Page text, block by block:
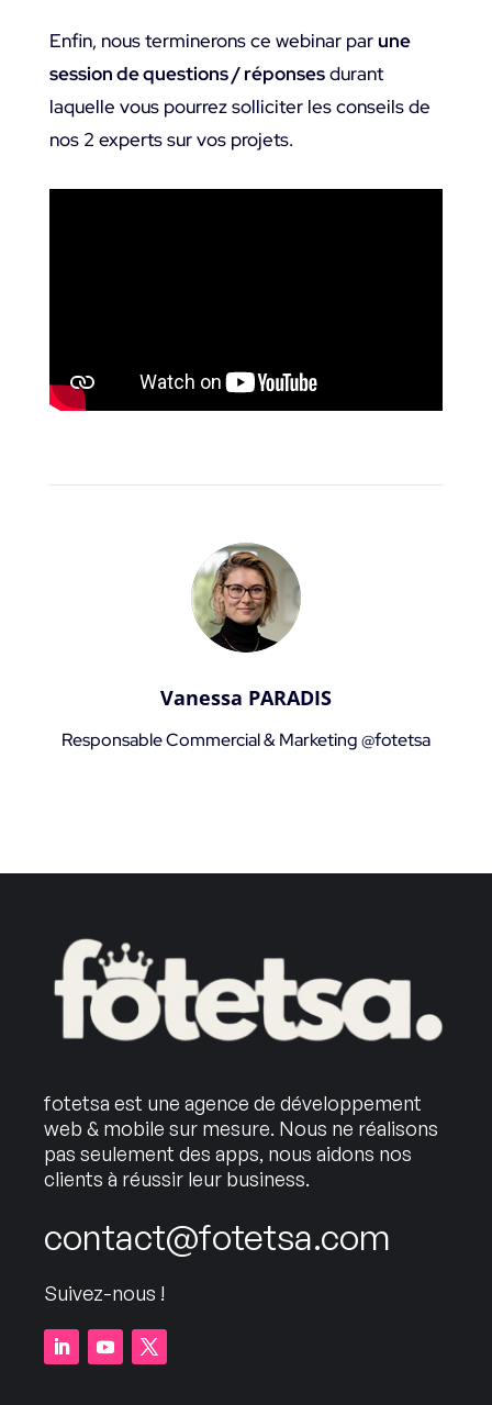
Enfin, nous terminerons ce webinar par une
session de questions / réponsesdurant
laquelle vous pourrez solliciter les conseils de
nos 2 experts sur vos projets.
Vanessa PARADIS
Responsable Commercial & Marketing @fotetsa
fotetsa est une agence de développement
web & mobile sur mesure. Nous ne réalisons
pas seulement des apps, nous aidons nos
clients à réussir leur business.
contact@fotetsa.com
Suivez-nous !